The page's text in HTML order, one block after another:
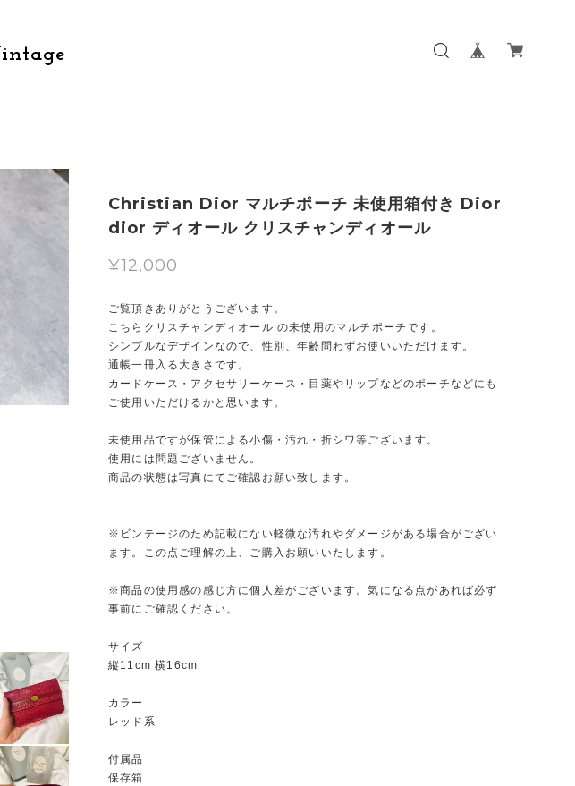
Christian Dior マルチポーチ 未使用箱付き Dior
dior ディオール クリスチャンディオール
¥12,000
ご覧頂きありがとうございます。
こちらクリスチャンディオール の未使用のマルチポーチです。
シンプルなデザインなので、性別、年齢問わずお使いいただけます。
通帳一冊入る大きさです。
カードケース・アクセサリーケース・目薬やリップなどのポーチなどにも
ご使用いただけるかと思います。
未使用品ですが保管による小傷・汚れ・折シワ等ございます。
使用には問題ございません。
商品の状態は写真にてご確認お願い致します。
※ビンテージのため記載にない軽微な汚れやダメージがある場合がござい
ます。この点ご理解の上、ご購入お願いいたします。
※商品の使用感の感じ方に個人差がございます。気になる点があれば必ず
事前にご確認ください。
サイズ
縦11cm 横16cm
カラー
レッド系
付属品
保存箱